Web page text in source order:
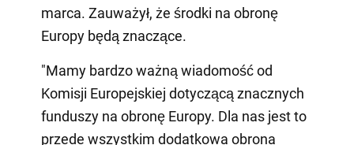
marca. Zauważył, że środki na obronę
Europy będą znaczące.
"Mamy bardzo ważną wiadomość od
Komisji Europejskiej dotyczącą znacznych
funduszy na obronę Europy. Dla nas jest to
przede wszystkim dodatkowa obrona